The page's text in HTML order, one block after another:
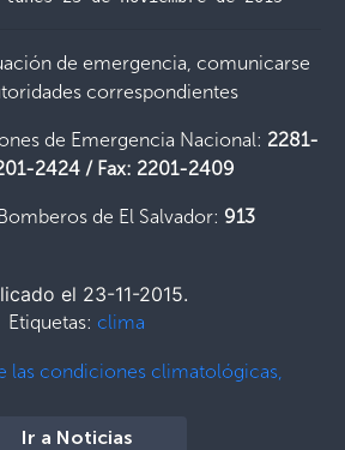
de emergencia, comunicarse
correspondientes
de Emergencia Nacional: 2281-
2424 / Fax: 2201-2409
de El Salvador: 913
el 23-11-2015.
Etiquetas: clima
las condiciones climatológicas,
Ir a Noticias